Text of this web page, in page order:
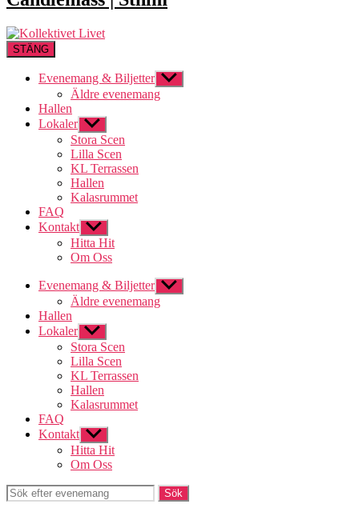
STÄNG
Evenemang & Biljetter Visa
undermeny
Äldre evenemang
Hallen
Lokaler Visa
undermeny
Stora Scen
Lilla Scen
KL Terrassen
Hallen
Kalasrummet
FAQ
Kontakt Visa
undermeny
Hitta Hit
Om Oss
Evenemang & Biljetter Visa
undermeny
Äldre evenemang
Hallen
Lokaler Visa
undermeny
Stora Scen
Lilla Scen
KL Terrassen
Hallen
Kalasrummet
FAQ
Kontakt Visa
undermeny
Hitta Hit
Om Oss